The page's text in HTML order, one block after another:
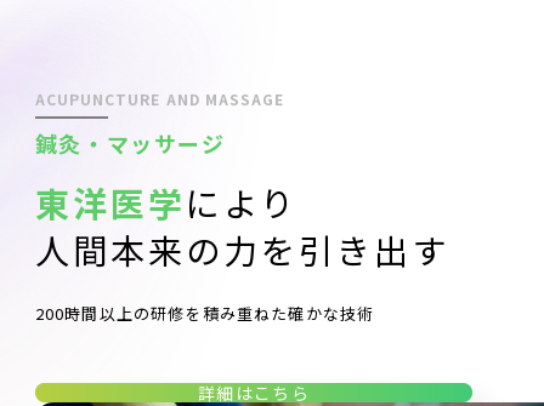
ACUPUNCTURE AND MASSAGE
鍼灸・マッサージ
東洋医学により
人間本来の力を引き出す
200時間以上の研修を積み重ねた確かな技術
詳細はこちら